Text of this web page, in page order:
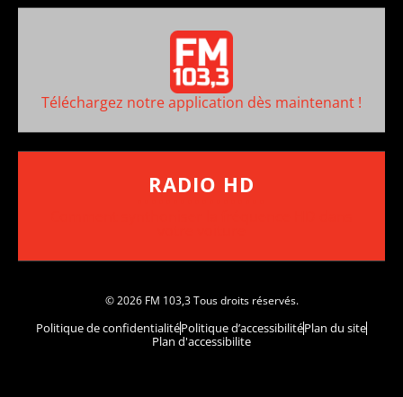
Téléchargez notre application dès maintenant !
RADIO HD
© 2026 FM 103,3 Tous droits réservés.
Politique de confidentialitéPolitique d’accessibilitéPlan du site
Plan d'accessibilite